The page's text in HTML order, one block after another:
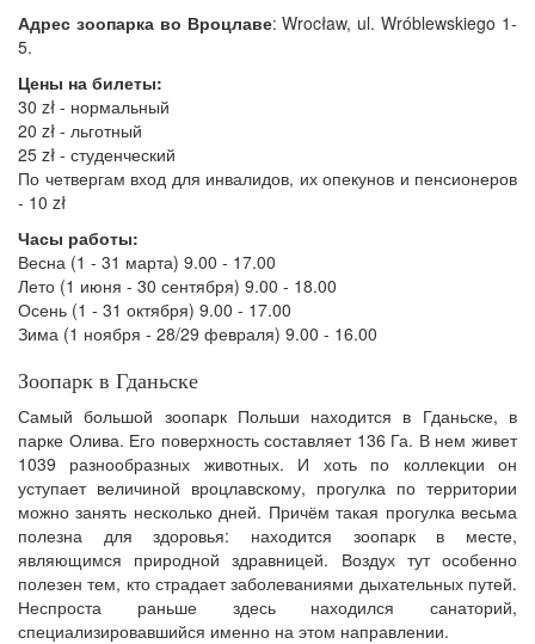
Адрес зоопарка во Вроцлаве: Wrocław, ul. Wróblewskiego 1-
5.
Цены на билеты:
30 zł - нормальный
20 zł - льготный
25 zł - студенческий
По четвергам вход для инвалидов, их опекунов и пенсионеров
- 10 zł
Часы работы:
Весна (1 - 31 марта) 9.00 - 17.00
Лето (1 июня - 30 сентября) 9.00 - 18.00
Осень (1 - 31 октября) 9.00 - 17.00
Зима (1 ноября - 28/29 февраля) 9.00 - 16.00
Зоопарк в Гданьске
Самый большой зоопарк Польши находится в Гданьске, в
парке Олива. Его поверхность составляет 136 Га. В нем живет
1039 разнообразных животных. И хоть по коллекции он
уступает величиной вроцлавскому, прогулка по территории
можно занять несколько дней. Причём такая прогулка весьма
полезна для здоровья: находится зоопарк в месте,
являющимся природной здравницей. Воздух тут особенно
полезен тем, кто страдает заболеваниями дыхательных путей.
Неспроста раньше здесь находился санаторий,
специализировавшийся именно на этом направлении.